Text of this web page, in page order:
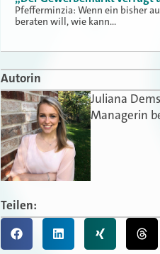
Pfefferminzia: Wenn ein bisher
beraten will, wie kann…
Autorin
Juliana
Managerin
Teilen: